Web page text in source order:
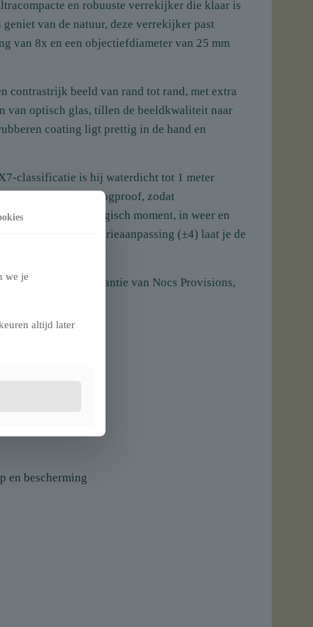
en robuuste verrekijker die klaar is
van de natuur, deze verrekijker past
van 8x en een objectiefdiameter van 25 mm
contrastrijk beeld van rand tot rand, met extra
van optisch glas, tillen de beeldkwaliteit naar
coating ligt prettig in de hand en
classificatie is hij waterdicht tot 1 meter
hem bovendien fogproof, zodat
je geen enkel magisch moment, in weer en
en de dioptrieaanpassing (±4) laat je de
levenslange garantie van Nocs Provisions,
en bescherming
we je
altijd later